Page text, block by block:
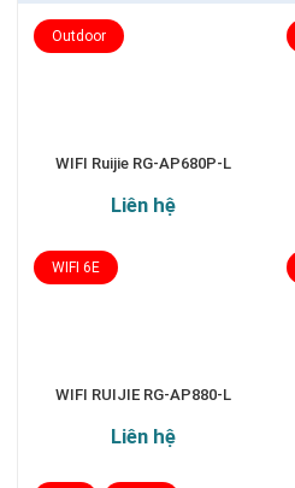
WIFI Ruijie RG-AP680P-L
Liên hệ
Outdoor
WIFI RUIJIE RG-AP880-L
Liên hệ
WIFI 6E